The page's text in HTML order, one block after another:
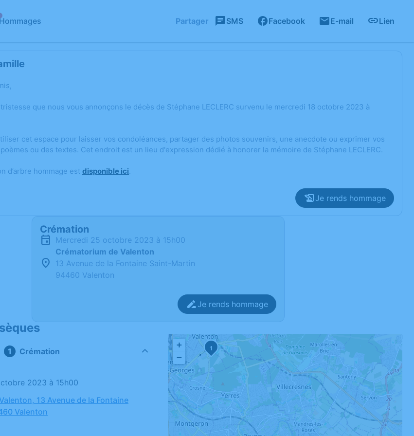
Partager SMS Facebook E-mail Lien
tristesse que nous vous annonçons le décès de Stéphane LECLERC survenu le mercredi 18 octobre 2023 à
cet espace pour laisser vos condoléances, partager des photos souvenirs, une anecdote ou exprimer vos
ou des textes. Cet endroit est un lieu d'expression dédié à honorer la mémoire de Stéphane LECLERC.
d’arbre hommage est disponible ici.
Je rends hommage
Crémation
mercredi 25 octobre 2023 à 15h00
Crématorium de Valenton
13 Avenue de la Fontaine Saint-Martin
94460 Valenton
Je rends hommage
Crémation
2023 à 15h00
13 Avenue de la Fontaine
Valenton
1
+
−